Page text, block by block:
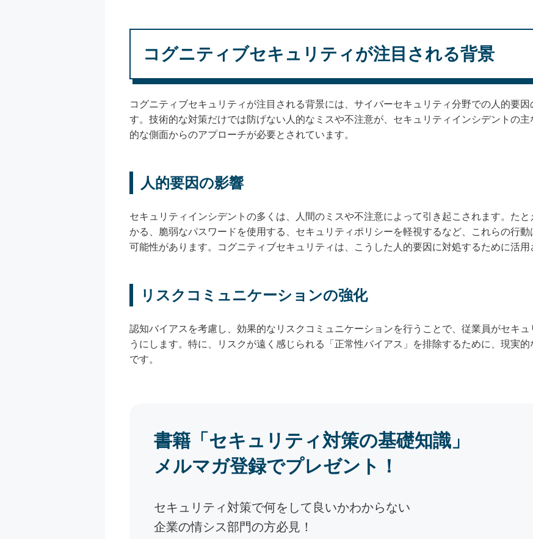
コグニティブセキュリティが注目される背景
コグニティブセキュリティが注目される背景には、サイバーセキュリティ分野での人的要
す。技術的な対策だけでは防げない人的なミスや不注意が、セキュリティインシデントの
的な側面からのアプローチが必要とされています。
人的要因の影響
セキュリティインシデントの多くは、人間のミスや不注意によって引き起こされます。た
かる、脆弱なパスワードを使用する、セキュリティポリシーを軽視するなど、これらの行
可能性があります。コグニティブセキュリティは、こうした人的要因に対処するために活用
リスクコミュニケーションの強化
認知バイアスを考慮し、効果的なリスクコミュニケーションを行うことで、従業員がセキ
うにします。特に、リスクが遠く感じられる「正常性バイアス」を排除するために、現実
です。
書籍「セキュリティ対策の基礎知識」
メルマガ登録でプレゼント！
セキュリティ対策で何をして良いかわからない
企業の情シス部門の方必見！